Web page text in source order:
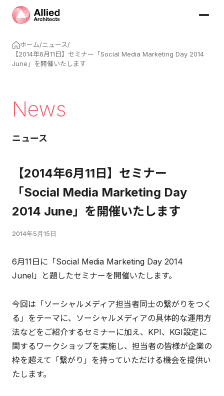
ホーム/ニュース/
【2014年6月11日】セミナー「Social Media Marketing Day 2014
June」を開催いたします
News
ニュース
【2014年6月11日】セミナー
「Social Media Marketing Day
2014 June」を開催いたします
2014年5月15日
6月11日に「Social Media Marketing Day 2014
Junel」と題したセミナーを開催いたします。
今回は「ソーシャルメディア担当者同士の繋がりをつく
る」をテーマに、ソーシャルメディアの具体的な運用方
法などをご紹介するセミナーに加え、KPI、KGI設定に
関するワークショップを実施し、担当者の皆様が企業の
枠を超えて「繋がり」を持っていただける機会を提供い
たします。